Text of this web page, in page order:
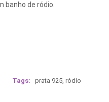
banho de ródio.
Tags: prata 925, ródio